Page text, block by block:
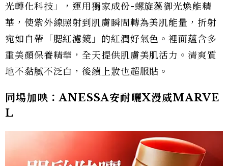
光轉化科技」，運用獨家成份-螺旋藻御光煥能精
華，使紫外線照射到肌膚瞬間轉為美肌能量，折射
宛如自帶「腮紅濾鏡」的紅潤好氣色。裡面蘊含多
重美顏保養精華，全天提供肌膚美肌活力。清爽質
地不黏膩不泛白，後續上妝也超服貼。
同場加映：ANESSA安耐曬X漫威MARVE
L